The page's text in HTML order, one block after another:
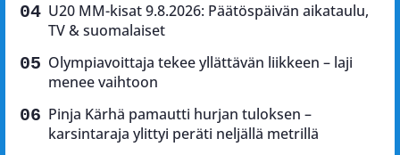
U20 MM-kisat 9.8.2026: Päätöspäivän aikataulu,
TV & suomalaiset
Olympiavoittaja tekee yllättävän liikkeen – laji
menee vaihtoon
Pinja Kärhä pamautti hurjan tuloksen –
karsintaraja ylittyi peräti neljällä metrillä